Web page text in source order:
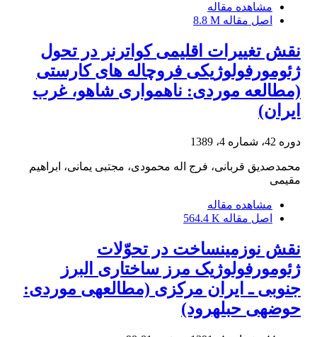
مشاهده مقاله
اصل مقاله 8.8 M
نقش تغییرات اقلیمی کواترنر در تحول
ژئومورفولوژیکی فروچاله های کارستی
(مطالعه موردی: ناهمواری شاهو، غرب
ایران)
دوره 42، شماره 4، 1389
محمدصدیق قربانی، فرج اله محمودی، مجتبی یمانی، ابراهیم
مقیمی
مشاهده مقاله
اصل مقاله 564.4 K
نقش نوزمین‎ساخت در تحوّلات
ژئومورفولوژیک مرز ساختاری البرز
جنوبی ـ ایران مرکزی (مطالعه‎ی موردی:
حوضه‎ی حبله‎رود)